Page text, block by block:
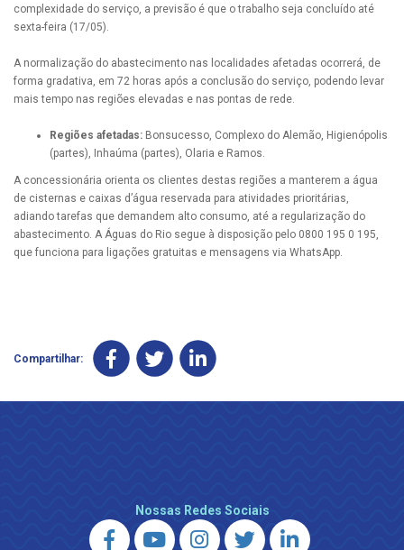
complexidade do serviço, a previsão é que o trabalho seja concluído até
sexta-feira (17/05).
A normalização do abastecimento nas localidades afetadas ocorrerá, de
forma gradativa, em 72 horas após a conclusão do serviço, podendo levar
mais tempo nas regiões elevadas e nas pontas de rede.
Regiões afetadas: Bonsucesso, Complexo do Alemão, Higienópolis
(partes), Inhaúma (partes), Olaria e Ramos.
A concessionária orienta os clientes destas regiões a manterem a água
de cisternas e caixas d’água reservada para atividades prioritárias,
adiando tarefas que demandem alto consumo, até a regularização do
abastecimento. A Águas do Rio segue à disposição pelo 0800 195 0 195,
que funciona para ligações gratuitas e mensagens via WhatsApp.
Compartilhar:
Nossas Redes Sociais